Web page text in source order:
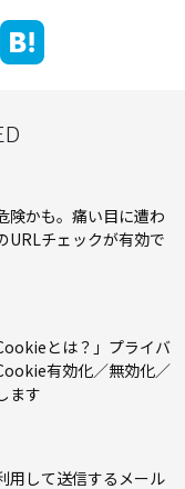
険かも。痛い目に遭わ
URLチェックが有効で
とは？」プライバ
有効化／無効化／
ます
用して送信するメール